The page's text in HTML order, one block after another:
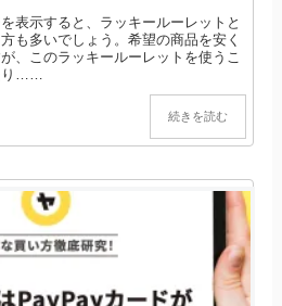
表示すると、ラッキールーレットと
も多いでしょう。希望の商品を安く
、このラッキールーレットを使うこ
り……
続きを読む